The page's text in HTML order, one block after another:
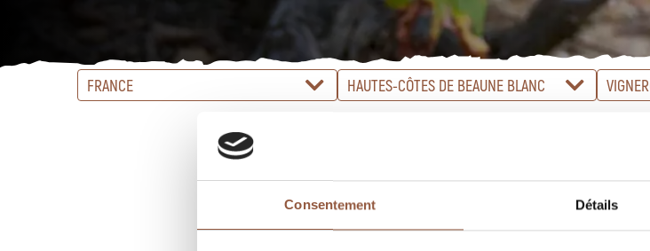
Consentement Détails
FRANCE HAUTES-CÔTES DE BEAUNE BLANC